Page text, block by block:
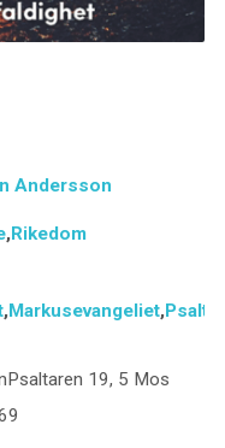
Andersson
,Rikedom
,Markusevangeliet,
19, 5 Mos